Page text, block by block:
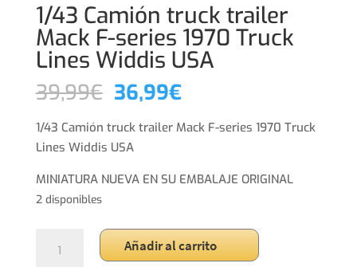
1/43 Camión truck trailer
Mack F-series 1970 Truck
Lines Widdis USA
39,99€ El
original
era:
39,99€.
36,99€El
actual
36,99€.
1/43 Camión truck trailer Mack F-series 1970 Truck
Lines Widdis USA
MINIATURA NUEVA EN SU EMBALAJE ORIGINAL
2 disponibles
Camión
Añadir al carrito